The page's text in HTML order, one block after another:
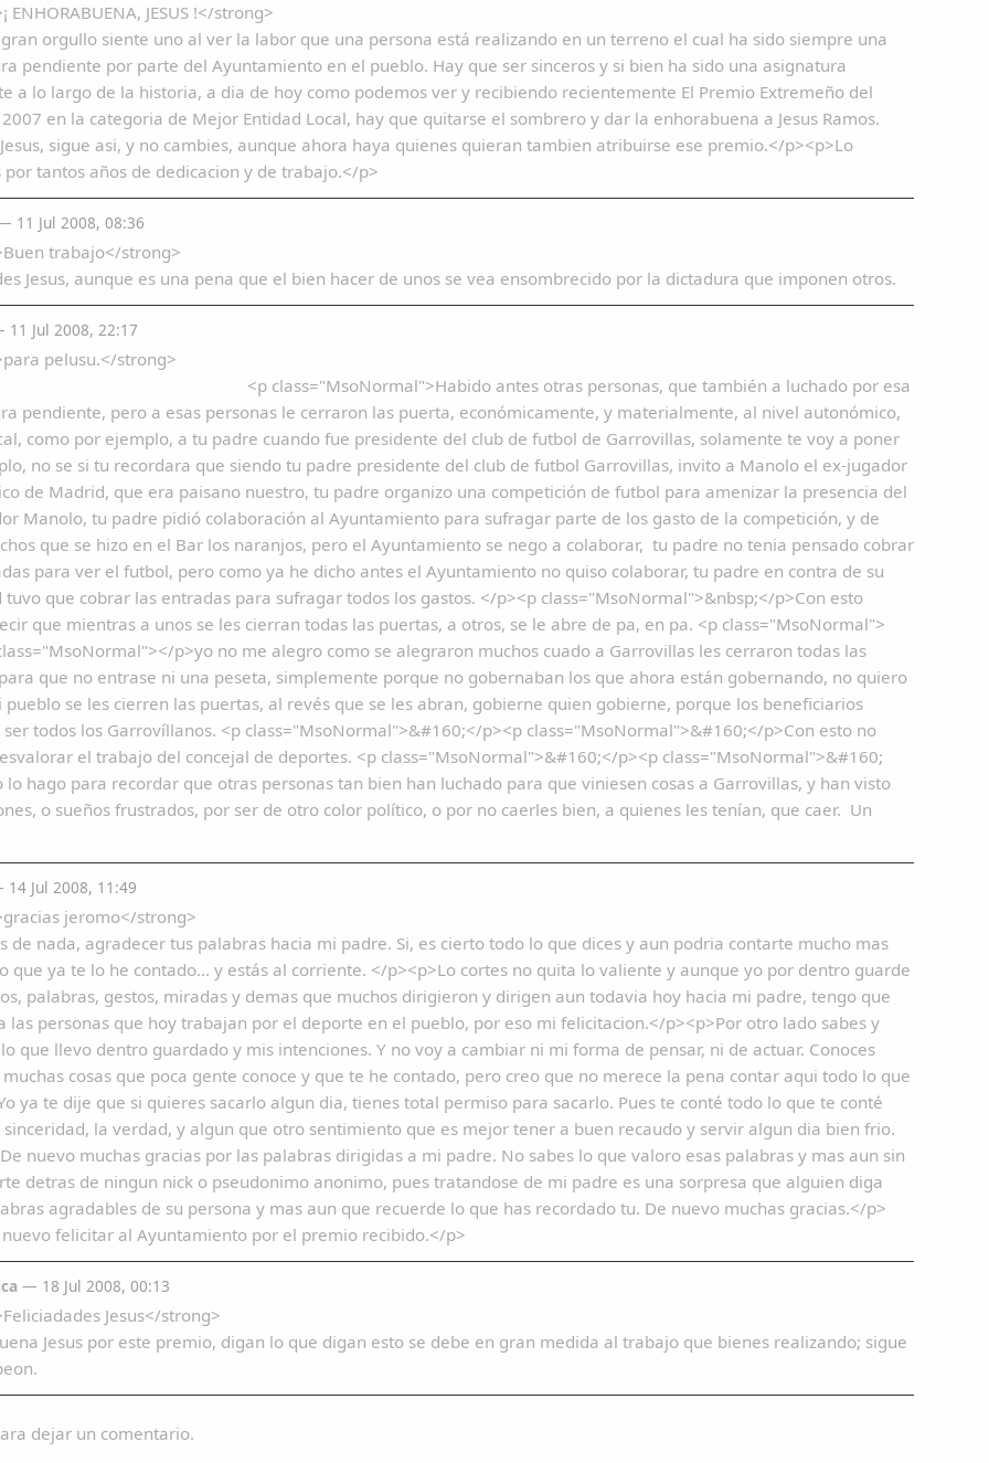
ENHORABUENA, JESUS !</strong>
orgullo siente uno al ver la labor que una persona está realizando en un terreno el cual ha sido siempre una
pendiente por parte del Ayuntamiento en el pueblo. Hay que ser sinceros y si bien ha sido una asignatura
a lo largo de la historia, a dia de hoy como podemos ver y recibiendo recientemente El Premio Extremeño del
en la categoria de Mejor Entidad Local, hay que quitarse el sombrero y dar la enhorabuena a Jesus Ramos.
sigue asi, y no cambies, aunque ahora haya quienes quieran tambien atribuirse ese premio.</p><p>Lo
por tantos años de dedicacion y de trabajo.</p>
11 Jul 2008, 08:36
trabajo</strong>
Jesus, aunque es una pena que el bien hacer de unos se vea ensombrecido por la dictadura que imponen otros.
11 Jul 2008, 22:17
pelusu.</strong>
antes otras personas, que también a luchado por esa
pendiente, pero a esas personas le cerraron las puerta, económicamente, y materialmente, al nivel autonómico,
como por ejemplo, a tu padre cuando fue presidente del club de futbol de Garrovillas, solamente te voy a poner
no se si tu recordara que siendo tu padre presidente del club de futbol Garrovillas, invito a Manolo el ex-jugador
de Madrid, que era paisano nuestro, tu padre organizo una competición de futbol para amenizar la presencia del
Manolo, tu padre pidió colaboración al Ayuntamiento para sufragar parte de los gasto de la competición, y de
que se hizo en el Bar los naranjos, pero el Ayuntamiento se nego a colaborar, tu padre no tenia pensado cobrar
para ver el futbol, pero como ya he dicho antes el Ayuntamiento no quiso colaborar, tu padre en contra de su
tuvo que cobrar las entradas para sufragar todos los gastos. </p><p class="MsoNormal">&nbsp;</p>Con esto
que mientras a unos se les cierran todas las puertas, a otros, se le abre de pa, en pa. <p class="MsoNormal">
p>yo no me alegro como se alegraron muchos cuado a Garrovillas les cerraron todas las
que no entrase ni una peseta, simplemente porque no gobernaban los que ahora están gobernando, no quiero
pueblo se les cierren las puertas, al revés que se les abran, gobierne quien gobierne, porque los beneficiarios
ser todos los Garrovíllanos. <p class="MsoNormal">&#160;</p><p class="MsoNormal">&#160;</p>Con esto no
el trabajo del concejal de deportes. <p class="MsoNormal">&#160;</p><p class="MsoNormal">&#160;
lo hago para recordar que otras personas tan bien han luchado para que viniesen cosas a Garrovillas, y han visto
o sueños frustrados, por ser de otro color político, o por no caerles bien, a quienes les tenían, que caer. Un
Jul 2008, 11:49
jeromo</strong>
de nada, agradecer tus palabras hacia mi padre. Si, es cierto todo lo que dices y aun podria contarte mucho mas
que ya te lo he contado... y estás al corriente. </p><p>Lo cortes no quita lo valiente y aunque yo por dentro guarde
palabras, gestos, miradas y demas que muchos dirigieron y dirigen aun todavia hoy hacia mi padre, tengo que
las personas que hoy trabajan por el deporte en el pueblo, por eso mi felicitacion.</p><p>Por otro lado sabes y
que llevo dentro guardado y mis intenciones. Y no voy a cambiar ni mi forma de pensar, ni de actuar. Conoces
cosas que poca gente conoce y que te he contado, pero creo que no merece la pena contar aqui todo lo que
ya te dije que si quieres sacarlo algun dia, tienes total permiso para sacarlo. Pues te conté todo lo que te conté
sinceridad, la verdad, y algun que otro sentimiento que es mejor tener a buen recaudo y servir algun dia bien frio.
nuevo muchas gracias por las palabras dirigidas a mi padre. No sabes lo que valoro esas palabras y mas aun sin
detras de ningun nick o pseudonimo anonimo, pues tratandose de mi padre es una sorpresa que alguien diga
agradables de su persona y mas aun que recuerde lo que has recordado tu. De nuevo muchas gracias.</p>
nuevo felicitar al Ayuntamiento por el premio recibido.</p>
— 18 Jul 2008, 00:13
Jesus</strong>
Jesus por este premio, digan lo que digan esto se debe en gran medida al trabajo que bienes realizando; sigue
dejar un comentario.